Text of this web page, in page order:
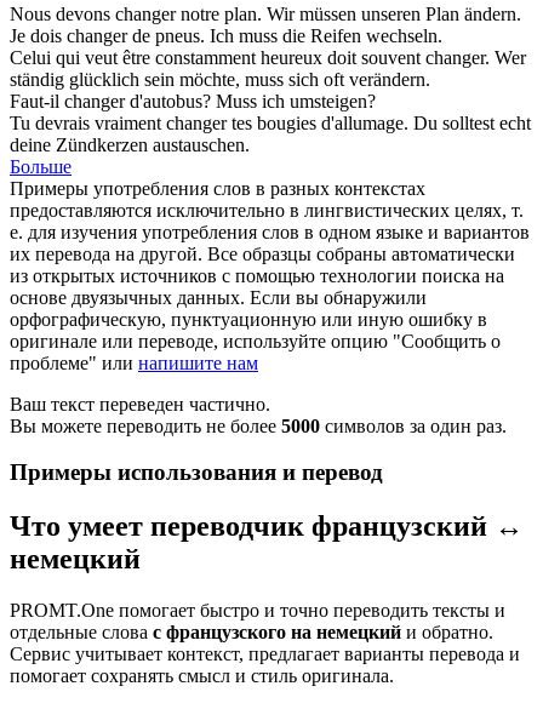
Nous devons changernotre plan. Wir müssen unseren Plan ändern.
Je dois changerde pneus. Ich muss die Reifen wechseln.
Celui qui veut être constamment heureux doit souvent changer. Wer
ständig glücklich sein möchte, muss sich oft verändern.
Faut-il changerd'autobus? Muss ich umsteigen?
Tu devrais vraiment changertes bougies d'allumage. Du solltest echt
deine Zündkerzen austauschen.
Больше
Примеры употребления слов в разных контекстах
предоставляются исключительно в лингвистических целях, т.
е. для изучения употребления слов в одном языке и вариантов
их перевода на другой. Все образцы собраны автоматически
из открытых источников с помощью технологии поиска на
основе двуязычных данных. Если вы обнаружили
орфографическую, пунктуационную или иную ошибку в
оригинале или переводе, используйте опцию "Сообщить о
проблеме" или напишите нам
Ваш текст переведен частично.
Вы можете переводить не более 5000 символов за один раз.
Примеры использования и перевод
Что умеет переводчик французский ↔
немецкий
PROMT.One помогает быстро и точно переводить тексты и
отдельные слова с французского на немецкий и обратно.
Сервис учитывает контекст, предлагает варианты перевода и
помогает сохранять смысл и стиль оригинала.